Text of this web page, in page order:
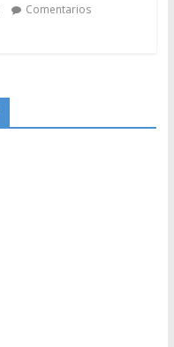
Comentarios